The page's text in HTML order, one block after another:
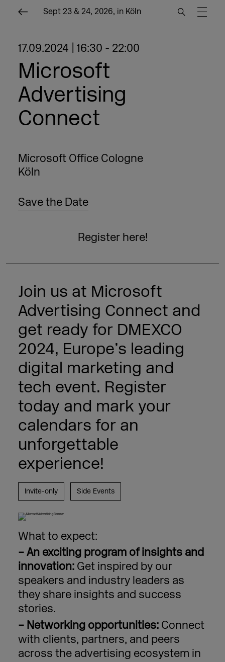
Sept 23 & 24, 2026, in Köln
17.09.2024 | 16:30 - 22:00
Microsoft
Advertising
Connect
Microsoft Office Cologne
Köln
Save the Date
Register here!
Join us at Microsoft
Advertising Connect and
get ready for DMEXCO
2024, Europe’s leading
digital marketing and
tech event. Register
today and mark your
calendars for an
unforgettable
experience!
Invite-only Side Events
What to expect:
–An exciting program of insights and
innovation:Get inspired by our
speakers and industry leaders as
they share insights and success
stories. ​
– Networking opportunities:Connect
with clients, partners, and peers
across the advertising ecosystem in